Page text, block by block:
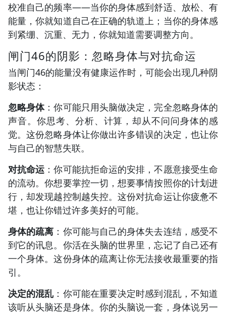
校准自己的频率——当你的身体感到舒适、放松、有
能量，你就知道自己在正确的轨道上；当你的身体感
到紧绷、沉重、无力，你就知道需要调整方向。
闸门46的阴影：忽略身体与对抗命运
当闸门46的能量没有健康运作时，可能会出现几种阴
影状态：
忽略身体：你可能只用头脑做决定，完全忽略身体的
声音。你思考、分析、计算，却从不问问身体的感
觉。这份忽略身体让你做出许多错误的决定，也让你
与自己的智慧失联。
对抗命运 ：你可能抗拒命运的安排，不愿意接受生命
的流动。你想要掌控一切，想要事情按照你的计划进
行，却发现越控制越失控。这份对抗命运让你疲惫不
堪，也让你错过许多美好的可能。
身体的疏离 ：你可能与自己的身体失去连结，感受不
到它的讯息。你活在头脑的世界里，忘记了自己还有
一个身体。这份身体的疏离让你无法接收最重要的指
引。
决定的混乱：你可能在重要决定时感到混乱，不知道
该听从头脑还是身体。你的头脑说一套，身体说另一